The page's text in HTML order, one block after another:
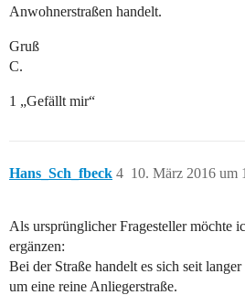
Anwohnerstraßen handelt.
Gruß
C.
1 „Gefällt mir“
Hans_Sch_fbeck 10. März 2016 um
4
Als ursprünglicher Fragesteller möchte
ergänzen:
Bei der Straße handelt es sich seit
um eine reine Anliegerstraße.